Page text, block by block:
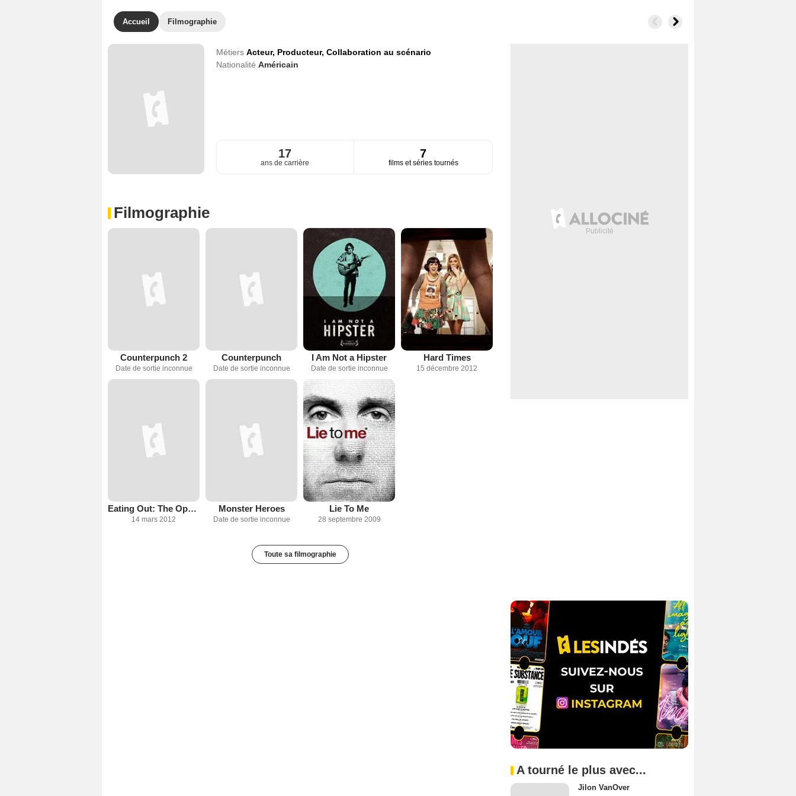
Accueil Filmographie
Métiers Acteur, Producteur, Collaboration au scénario
Nationalité Américain
17
ans de carrière
7
films et séries tournés
Filmographie
Counterpunch 2
Date de sortie inconnue
Counterpunch
Date de sortie inconnue
I Am Not a Hipster
Date de sortie inconnue
Hard Times
15 décembre 2012
Eating Out: The Open Weekend
14 mars 2012
Monster Heroes
Date de sortie inconnue
Lie To Me
28 septembre 2009
Toute sa filmographie
A tourné le plus avec...
Jilon VanOver